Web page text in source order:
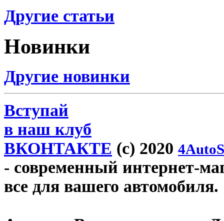
Другие статьи
Новинки
Другие новинки
Вступай
в наш клуб
ВКОНТАКТЕ (c) 2020
- современный интернет-
все для вашего автомобиля.